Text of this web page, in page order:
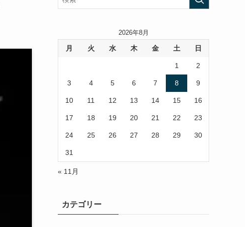
2026年8月
月 火 水 木 金 土 日
1 2
3 4 5 6 7 8 9
10 11 12 13 14 15 16
17 18 19 20 21 22 23
24 25 26 27 28 29 30
31
« 11月
カテゴリー